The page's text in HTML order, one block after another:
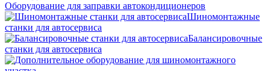
Оборудование для заправки автокондиционеров
Шиномонтажные
станки для автосервиса
Балансировочные
станки для автосервиса